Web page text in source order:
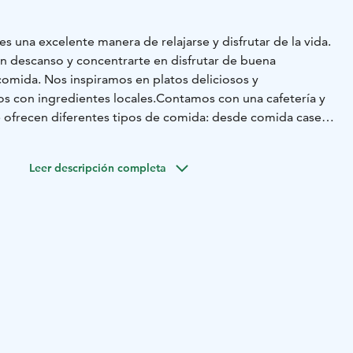
una excelente manera de relajarse y disfrutar de la vida.
descanso y concentrarte en disfrutar de buena
Nos inspiramos en platos deliciosos y
con ingredientes locales.Contamos con una cafetería y
ofrecen diferentes tipos de comida: desde comida casera
más versátiles de Finlandia. El spa, nuestros
Leer descripción completa